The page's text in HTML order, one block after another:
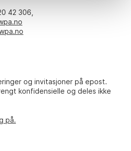
42 306,
og invitasjoner på epost.
konfidensielle og deles ikke
på.